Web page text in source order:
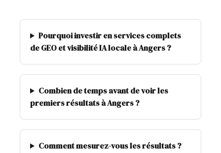
Pourquoi investir en services complets
de GEO et visibilité IA locale à Angers ?
Combien de temps avant de voir les
premiers résultats à Angers ?
Comment mesurez-vous les résultats ?